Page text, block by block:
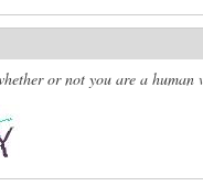
or not you are a human